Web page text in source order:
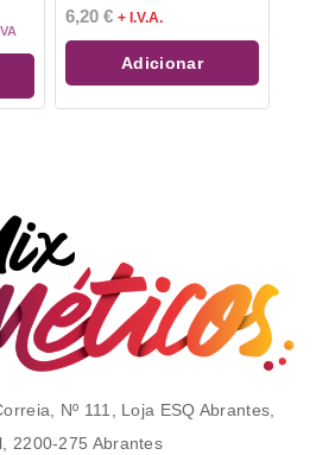
0
de
5
6,20 € + I.V.A.
Adicionar
Nº 111, Loja ESQ Abrantes,
2200-275 Abrantes